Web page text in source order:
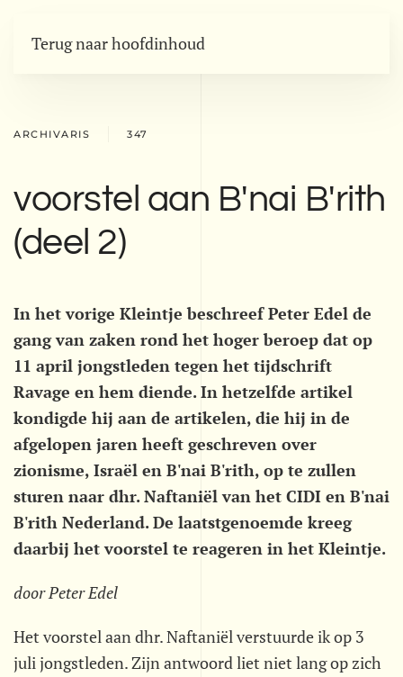
Terug naar hoofdinhoud
ARCHIVARIS 347
voorstel aan B'nai B'rith
(deel 2)
In het vorige Kleintje beschreef Peter Edel de
gang van zaken rond het hoger beroep dat op
11 april jongstleden tegen het tijdschrift
Ravage en hem diende. In hetzelfde artikel
kondigde hij aan de artikelen, die hij in de
afgelopen jaren heeft geschreven over
zionisme, Israël en B'nai B'rith, op te zullen
sturen naar dhr. Naftaniël van het CIDI en B'nai
B'rith Nederland. De laatstgenoemde kreeg
daarbij het voorstel te reageren in het Kleintje.
door Peter Edel
Het voorstel aan dhr. Naftaniël verstuurde ik op 3
juli jongstleden. Zijn antwoord liet niet lang op zich